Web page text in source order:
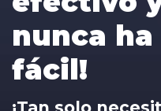
nunca
fácil!